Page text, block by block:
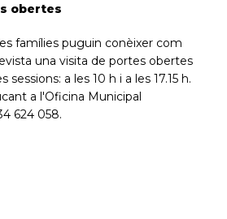
obertes
famílies puguin conèixer com
una visita de portes obertes
a les 10 h i a les 17.15 h.
a l'Oficina Municipal
624 058.